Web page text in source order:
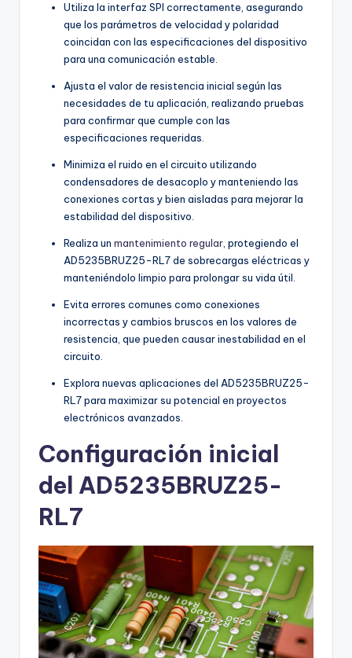
Utiliza la interfaz SPI correctamente, asegurando
que los parámetros de velocidad y polaridad
coincidan con las especificaciones del dispositivo
para una comunicación estable.
Ajusta el valor de resistencia inicial según las
necesidades de tu aplicación, realizando pruebas
para confirmar que cumple con las
especificaciones requeridas.
Minimiza el ruido en el circuito utilizando
condensadores de desacoplo y manteniendo las
conexiones cortas y bien aisladas para mejorar la
estabilidad del dispositivo.
Realiza un mantenimiento regular, protegiendo el
AD5235BRUZ25-RL7 de sobrecargas eléctricas y
manteniéndolo limpio para prolongar su vida útil.
Evita errores comunes como conexiones
incorrectas y cambios bruscos en los valores de
resistencia, que pueden causar inestabilidad en el
circuito.
Explora nuevas aplicaciones del AD5235BRUZ25-
RL7 para maximizar su potencial en proyectos
electrónicos avanzados.
Configuración inicial
del AD5235BRUZ25-
RL7